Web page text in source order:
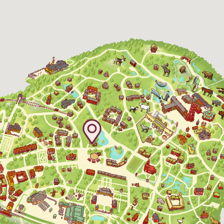
Bergbanan
Bergbanan har
öppet under
påsken, helger i
april och därefter
dagligen.
Bergbanan kostar
35:- för uppfärd
och nedfärd för alla
över 4 år.